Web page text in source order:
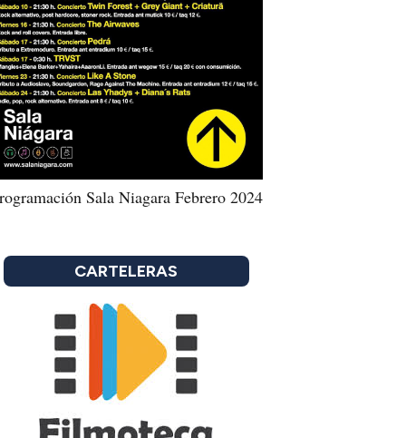
Sala Niagara Febrero 2024
CARTELERAS